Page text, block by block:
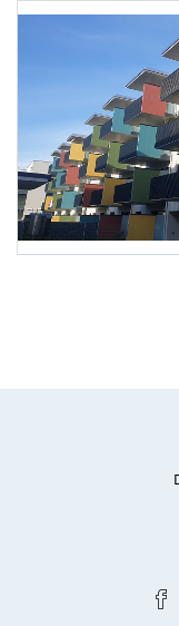
Foto 2: TBI